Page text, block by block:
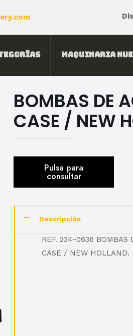
Maquinaria
BOMBAS DE
CASE / NEW
Descripción
REF. 234-0636 BOMBAS
CASE / NEW HOLLAND.